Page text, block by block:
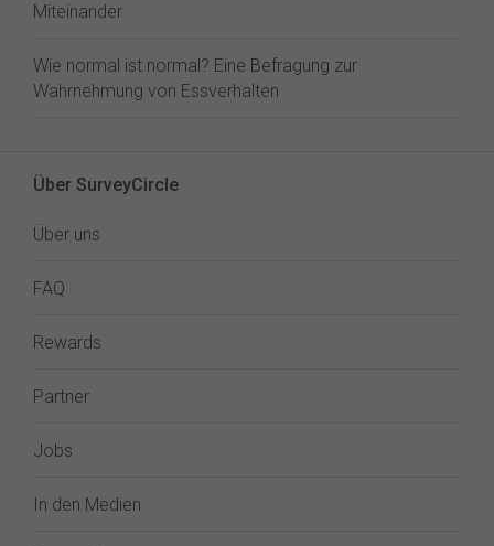
Miteinander
Wie normal ist normal? Eine Befragung zur
Wahrnehmung von Essverhalten
Über SurveyCircle
Über uns
FAQ
Rewards
Partner
Jobs
In den Medien